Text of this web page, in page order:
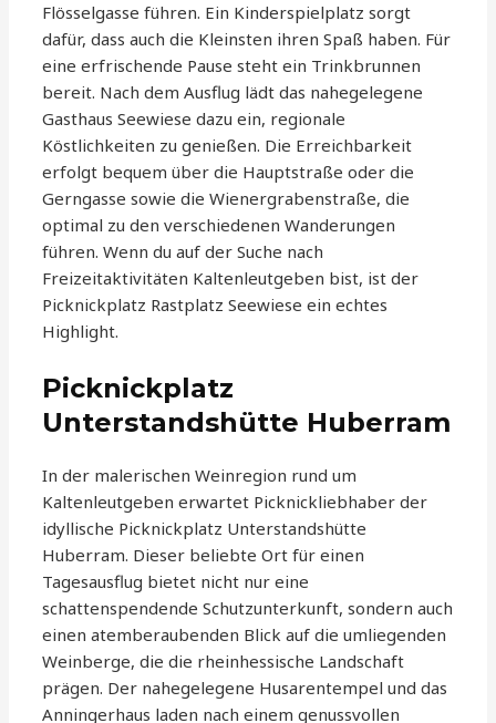
Flösselgasse führen. Ein Kinderspielplatz sorgt
dafür, dass auch die Kleinsten ihren Spaß haben. Für
eine erfrischende Pause steht ein Trinkbrunnen
bereit. Nach dem Ausflug lädt das nahegelegene
Gasthaus Seewiese dazu ein, regionale
Köstlichkeiten zu genießen. Die Erreichbarkeit
erfolgt bequem über die Hauptstraße oder die
Gerngasse sowie die Wienergrabenstraße, die
optimal zu den verschiedenen Wanderungen
führen. Wenn du auf der Suche nach
Freizeitaktivitäten Kaltenleutgeben bist, ist der
Picknickplatz Rastplatz Seewiese ein echtes
Highlight.
Picknickplatz
Unterstandshütte Huberram
In der malerischen Weinregion rund um
Kaltenleutgeben erwartet Picknickliebhaber der
idyllische Picknickplatz Unterstandshütte
Huberram. Dieser beliebte Ort für einen
Tagesausflug bietet nicht nur eine
schattenspendende Schutzunterkunft, sondern auch
einen atemberaubenden Blick auf die umliegenden
Weinberge, die die rheinhessische Landschaft
prägen. Der nahegelegene Husarentempel und das
Anningerhaus laden nach einem genussvollen